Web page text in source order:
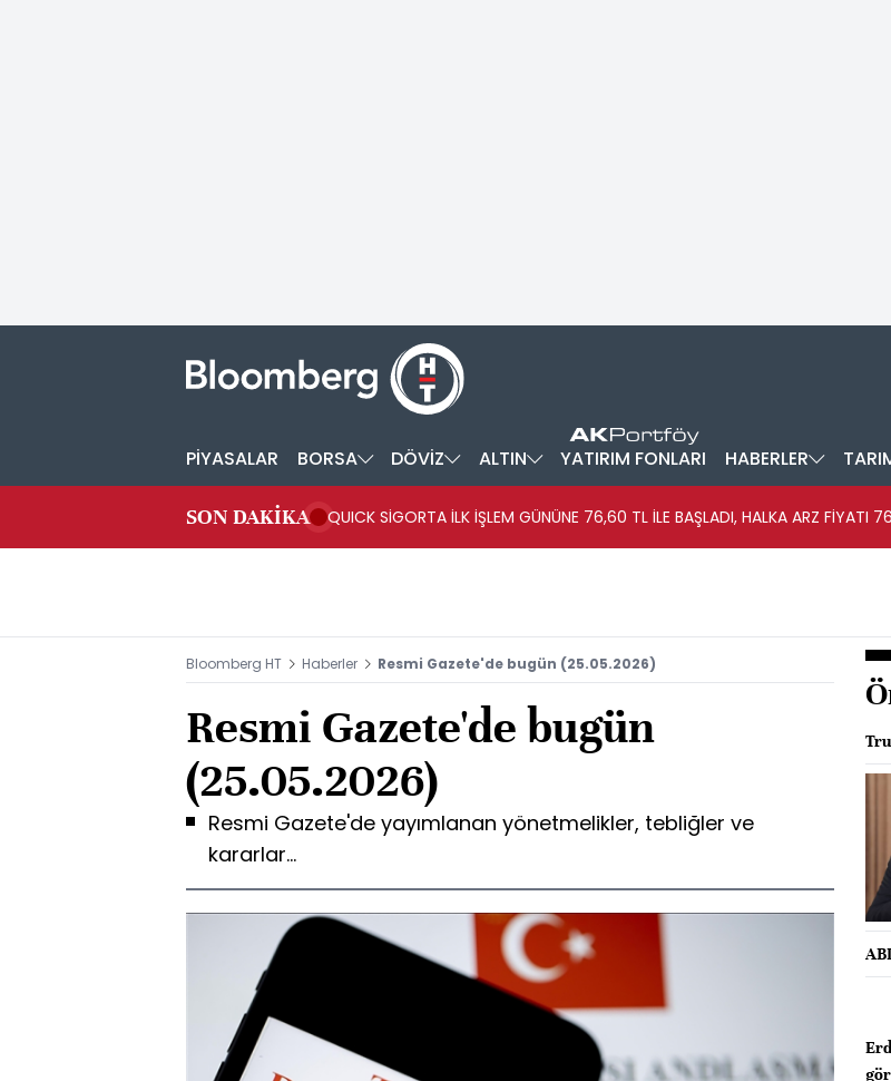
PİYASALAR BORSA DÖVİZ ALTIN YATIRIM FONLARI HABERLER
SON DAKİKA QUICK SİGORTA İLK İŞLEM GÜNÜNE 76,60 TL İLE BAŞLADI, HALKA ARZ FİYATI
Bloomberg HT Haberler Resmi Gazete'de bugün (25.05.2026)
Resmi Gazete'de bugün
(25.05.2026)
Resmi Gazete'de yayımlanan yönetmelikler, tebliğler ve
kararlar...